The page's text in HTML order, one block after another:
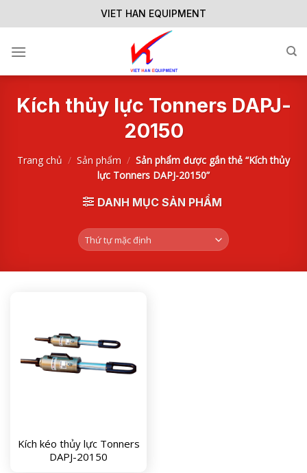
to
VIET HAN EQUIPMENT
Kích thủy lực Tonners DAPJ-
20150
Trang chủ / Sản phẩm / Sản phẩm được gắn thẻ “Kích thủy
lực Tonners DAPJ-20150”
DANH MỤC SẢN PHẨM
Kích kéo thủy lực Tonners
DAPJ-20150